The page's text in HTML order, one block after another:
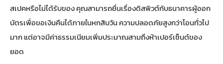
สเปคหรือไม่ได้รับของ คุณสามารถยื่นเรื่องดิสพิวต์กับธนาคารผู้ออก
บัตรเพื่อขอเงินคืนได้ภายในหกสิบวัน ความปลอดภัยสูงกว่าโอนทั่วไป
มาก แต่อาจมีค่าธรรมเนียมเพิ่มประมาณสามถึงห้าเปอร์เซ็นต์ของ
ยอด